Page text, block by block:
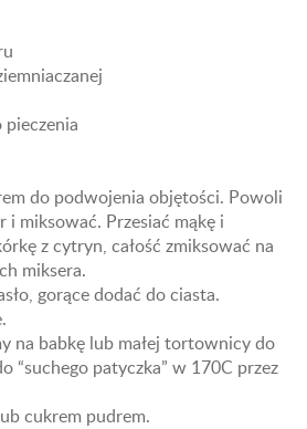
pieczenia
do podwojenia objętości. Powoli
miksować. Przesiać mąkę i
z cytryn, całość zmiksować na
miksera.
gorące dodać do ciasta.
na babkę lub małej tortownicy do
“suchego patyczka” w 170C przez
cukrem pudrem.